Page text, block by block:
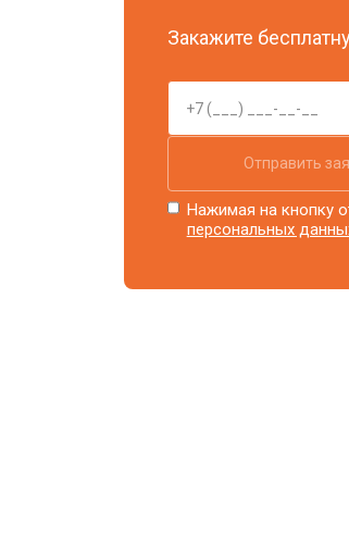
Закажите
Отправить
Нажимая на кнопку
персональных